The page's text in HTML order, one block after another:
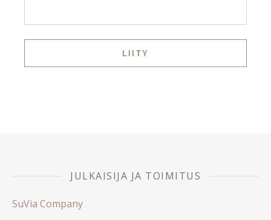
JULKAISIJA JA TOIMITUS
SuVia Company